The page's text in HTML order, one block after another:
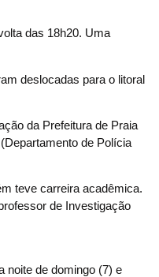
das 18h20. Uma
deslocadas para o litoral
da Prefeitura de Praia
de Polícia
teve carreira acadêmica.
de Investigação
noite de domingo (7) e